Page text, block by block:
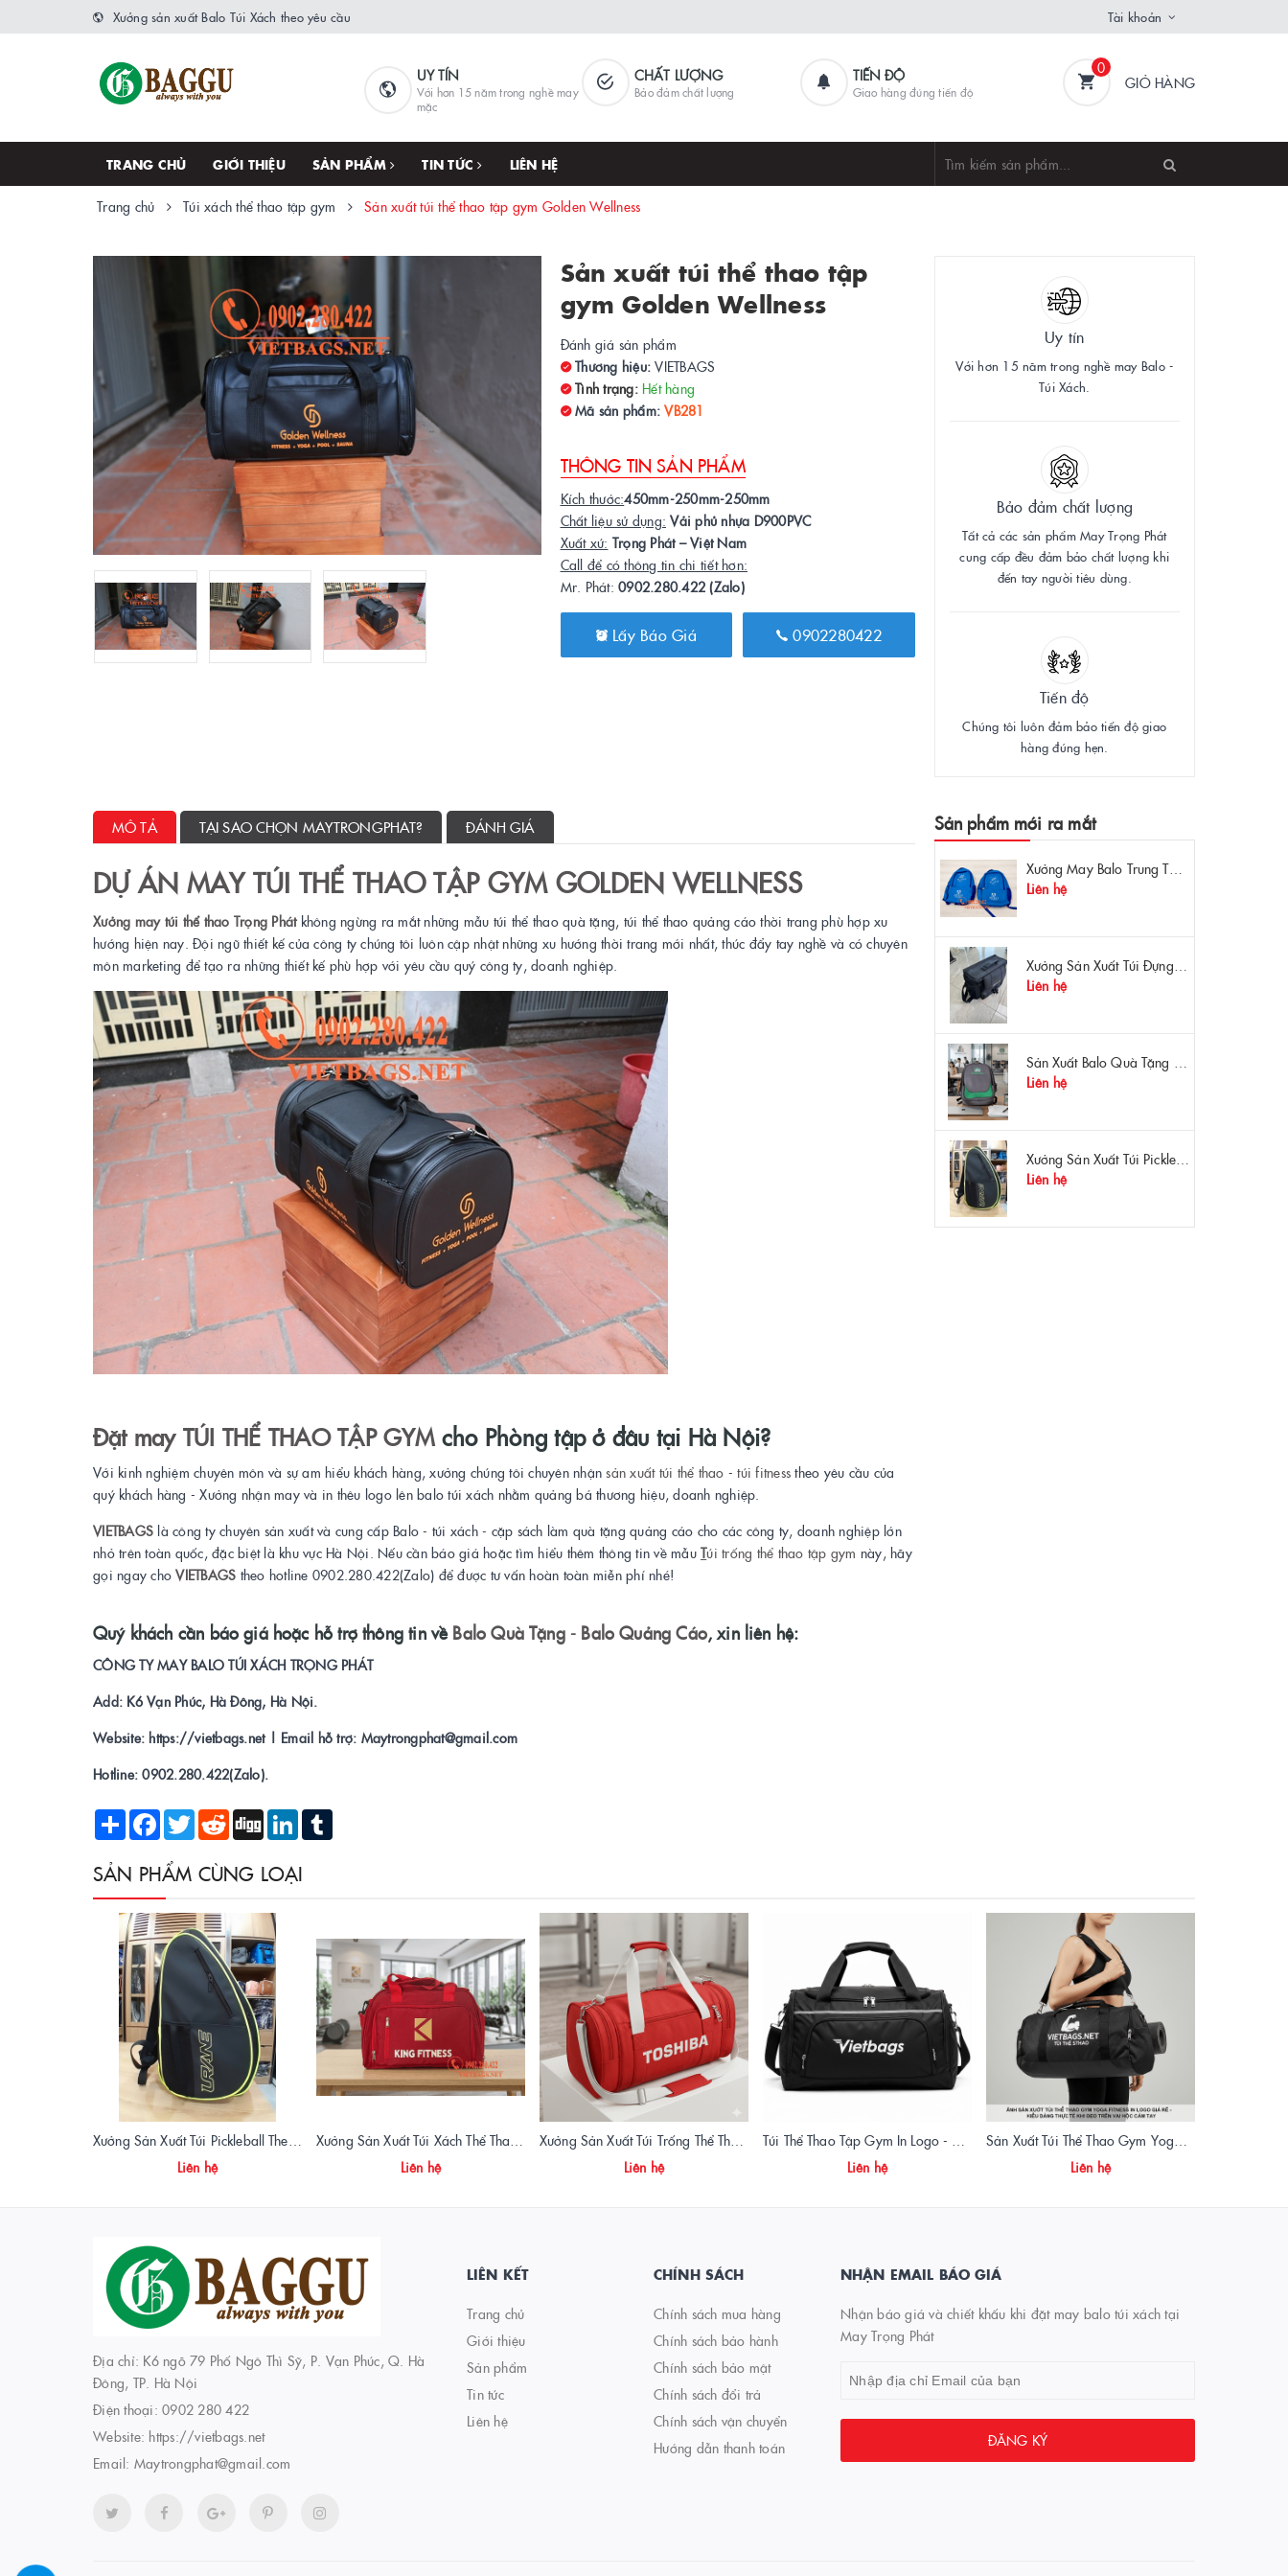
Xưởng sản xuất Balo Túi Xách theo yêu cầu Tài khoản
UY TÍN
Với hơn 15 năm trong nghề may
mặc
CHẤT LƯỢNG
Bảo đảm chất lượng
TIẾN ĐỘ
Giao hàng đúng tiến độ
0
GIỎ HÀNG
TRANG CHỦ GIỚI THIỆU SẢN PHẨM TIN TỨC LIÊN HỆ
Trang chủ Túi xách thể thao tập gym Sản xuất túi thể thao tập gym Golden Wellness
Sản xuất túi thể thao tập
gym Golden Wellness
Đánh giá sản phẩm
Thương hiệu: VIETBAGS
Tình trạng: Hết hàng
Mã sản phẩm:VB281
THÔNG TIN SẢN PHẨM
Kích thước:450mm-250mm-250mm
Chất liệu sử dụng: Vải phủ nhựa D900PVC
Xuất xứ: Trọng Phát – Việt Nam
Call để có thông tin chi tiết hơn:
Mr. Phát: 0902.280.422 (Zalo)
Lấy Báo Giá 0902280422
Uy tín
Với hơn 15 năm trong nghề may Balo -
Túi Xách.
Bảo đảm chất lượng
Tất cả các sản phẩm May Trọng Phát
cung cấp đều đảm bảo chất lượng khi
đến tay người tiêu dùng.
Tiến độ
Chúng tôi luôn đảm bảo tiến độ giao
hàng đúng hẹn.
MÔ TẢ TẠI SAO CHỌN MAYTRONGPHAT? ĐÁNH GIÁ
DỰ ÁN MAY TÚI THỂ THAO TẬP GYM GOLDEN WELLNESS
Xưởng may túi thể thao Trọng Phát không ngừng ra mắt những mẫu túi thể thao quà tặng, túi thể thao quảng cáo thời trang phù hợp xu
hướng hiện nay. Đội ngũ thiết kế của công ty chúng tôi luôn cập nhật những xu hướng thời trang mới nhất, thúc đẩy tay nghề và có chuyên
môn marketing để tạo ra những thiết kế phù hợp với yêu cầu quý công ty, doanh nghiệp.
Đặt may TÚI THỂ THAO TẬP GYM cho Phòng tập ở đâu tại Hà Nội?
Với kinh nghiệm chuyên môn và sự am hiểu khách hàng, xưởng chúng tôi chuyên nhậnsản xuất túi thể thao -túi fitness theo yêu cầu của
quý khách hàng - Xưởng nhận may và in thêu logo lên balo túi xách nhằm quảng bá thương hiệu, doanh nghiệp.
VIETBAGS là công ty chuyên sản xuất và cung cấp Balo - túi xách - cặp sách làm quà tặng quảng cáo cho các công ty, doanh nghiệp lớn
nhỏ trên toàn quốc, đặc biệt là khu vực Hà Nội. Nếu cần báo giá hoặc tìm hiểu thêm thông tin về mẫu Túi trống thể thao tập gym này, hãy
gọi ngay choVIETBAGS theo hotline 0902.280.422(Zalo) để được tư vấn hoàn toàn miễn phí nhé!
Quý khách cần báo giá hoặc hỗ trợ thông tin về Balo Quà Tặng - Balo Quảng Cáo, xin liên hệ:
CÔNG TY MAY BALO TÚI XÁCH TRỌNG PHÁT
Add: K6 Vạn Phúc, Hà Đông, Hà Nội.
Website: https://vietbags.net | Email hỗ trợ: Maytrongphat@gmail.com
Hotline: 0902.280.422(Zalo).
Share Facebook
Twitter Reddit Digg LinkedIn
Sản phẩm mới ra mắt
Xưởng May Balo Trung Tâm Ngoại Ngữ Apollo In Logo Giá Rẻ Tại Xưởng
Liên hệ
Xưởng Sản Xuất Túi Đựng Máy Đo OTDR Chất Lượng – Chống Va Đập, Giá Tận Xưởng
Liên hệ
Sản Xuất Balo Quà Tặng Dược Phẩm Hoa Linh - Giá Gốc Tại Xưởng
Liên hệ
Xưởng Sản Xuất Túi Pickleball Theo Yêu Cầu – Chất Lượng, Bền Bỉ, Thiết Kế Độc Quyền
Liên hệ
SẢN PHẨM CÙNG LOẠI
Liên hệ
Liên hệ
Liên hệ
Liên hệ
Liên hệ
Địa chỉ: K6 ngõ 79 Phố Ngô Thì Sỹ, P. Vạn Phúc, Q. Hà
Đông, TP. Hà Nội
Điện thoại: 0902 280 422
Website: https://vietbags.net
Email: Maytrongphat@gmail.com
LIÊN KẾT
Trang chủ
Giới thiệu
Sản phẩm
Tin tức
Liên hệ
CHÍNH SÁCH
Chính sách mua hàng
Chính sách bảo hành
Chính sách bảo mật
Chính sách đổi trả
Chính sách vận chuyển
Hướng dẫn thanh toán
NHẬN EMAIL BÁO GIÁ
Nhận báo giá và chiết khấu khi đặt may balo túi xách tại
May Trọng Phát
ĐĂNG KÝ